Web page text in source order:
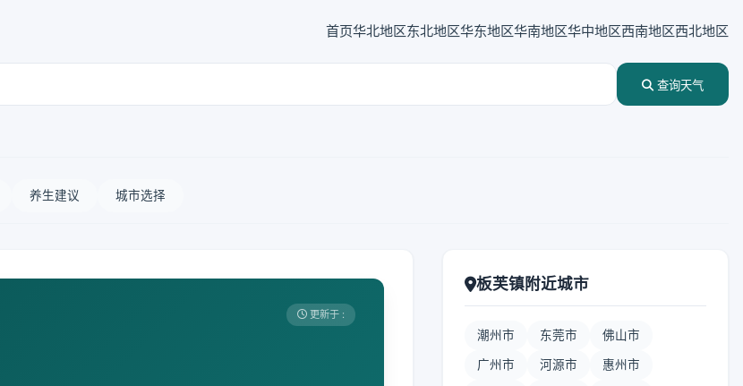
首页华北地区东北地区华东地区华南地区华中地区西南地区西北地区
查询天气
养生建议 城市选择
更新于 :
板芙镇附近城市
潮州市 东莞市 佛山市
广州市 河源市 惠州市